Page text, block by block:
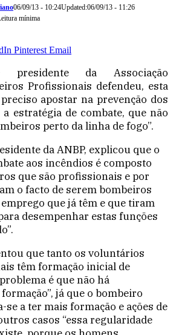
06/09/13 - 10:24Updated:06/09/13 - 11:26
mínima
Pinterest Email
presidente da Associação
Profissionais defendeu, esta
apostar na prevenção dos
estratégia de combate, que não
perto da linha de fogo”.
da ANBP, explicou que o
aos incêndios é composto
que são profissionais e por
o facto de serem bombeiros
que já têm e que tiram
desempenhar estas funções
que tanto os voluntários
têm formação inicial de
é que não há
já que o bombeiro
a ter mais formação e ações de
casos “essa regularidade